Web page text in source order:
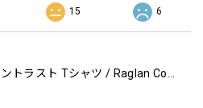
15 6
ラグランコントラスト Tシャツ / Raglan Contrast T-Shirt